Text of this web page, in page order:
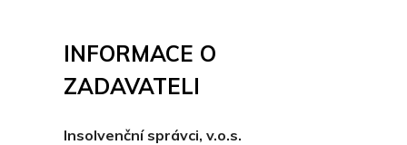
INFORMACE O
ZADAVATELI
Insolvenční správci, v.o.s.